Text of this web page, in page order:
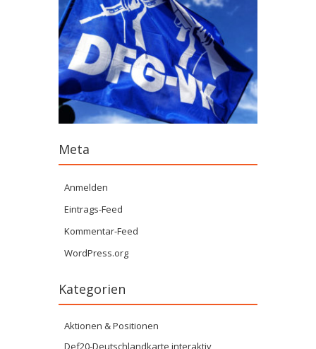
Meta
Anmelden
Eintrags-Feed
Kommentar-Feed
WordPress.org
Kategorien
Aktionen & Positionen
Def20-Deutschlandkarte interaktiv